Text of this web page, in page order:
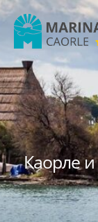
Palace
Hotel
Каорле и